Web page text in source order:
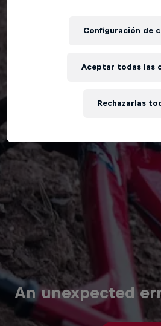
An unexpected
Configuración de
Rechazarlas
Aceptar todas las